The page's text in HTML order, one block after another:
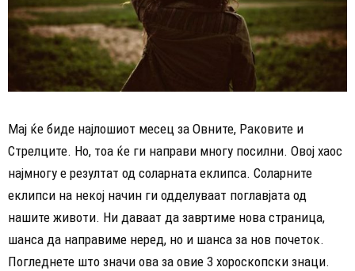
Maj ќе биде најлошиот месец за Овните, Раковите и
Стрелците. Но, тоа ќе ги направи многу посилни. Овој хаос
најмногу е резултат од соларната еклипса. Соларните
еклипси на некој начин ги одделуваат поглавјата од
нашите животи. Ни даваат да завртиме нова страница,
шанса да направиме неред, но и шанса за нов почеток.
Погледнете што значи ова за овие 3 хороскопски знаци.